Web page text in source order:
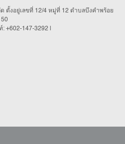
ตั้งอยู่เลขที่ 12/4 หมู่ที่ 12 ตำบลบึงคำพร้อย
: +602-147-3292